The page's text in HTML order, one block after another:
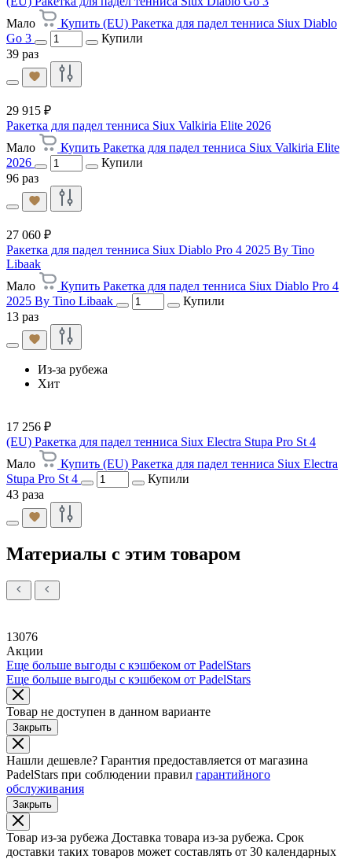
Мало
Купить (EU) Ракетка для падел тенниса Siux Diablo
Go 3
Купили
39 раз
29 915 ₽
Ракетка для падел тенниса Siux Valkiria Elite 2026
Мало
Купить Ракетка для падел тенниса Siux Valkiria Elite
2026
Купили
96 раз
27 060 ₽
Ракетка для падел тенниса Siux Diablo Pro 4 2025 By Tino
Libaak
Мало
Купить Ракетка для падел тенниса Siux Diablo Pro 4
2025 By Tino Libaak
Купили
13 раз
Из-за рубежа
Хит
17 256 ₽
(EU) Ракетка для падел тенниса Siux Electra Stupa Pro St 4
Мало
Купить (EU) Ракетка для падел тенниса Siux Electra
Stupa Pro St 4
Купили
43 раза
Материалы с этим товаром
13076
Акции
Еще больше выгоды с кэшбеком от PadelStars
Еще больше выгоды с кэшбеком от PadelStars
Товар не доступен в данном варианте
Закрыть
Нашли дешевле? Гарантия предоставляется от магазина
PadelStars при соблюдении правил гарантийного
обслуживания
Закрыть
Товар из-за рубежа Доставка товара из-за рубежа. Срок
доставки таких товаров может составлять от 30 календарных